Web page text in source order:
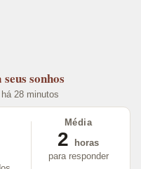
sonhos
28 minutos
Média
2
horas
para responder